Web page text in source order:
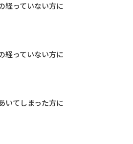
経っていない方に
経っていない方に
いてしまった方に